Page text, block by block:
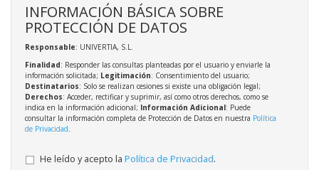
INFORMACIÓN BÁSICA SOBRE
PROTECCIÓN DE DATOS
Responsable: UNIVERTIA, S.L.
Finalidad: Responder las consultas planteadas por el usuario y enviarle la
información solicitada; Legitimación: Consentimiento del usuario;
Destinatarios: Solo se realizan cesiones si existe una obligación legal;
Derechos: Acceder, rectificar y suprimir, así como otros derechos, como se
indica en la información adicional; Información Adicional: Puede
consultar la información completa de Protección de Datos en nuestra Política
de Privacidad
He leído y acepto la Política de Privacidad.